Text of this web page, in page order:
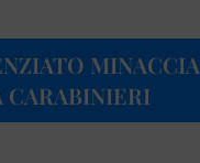
MINACCIA
CARABINIERI